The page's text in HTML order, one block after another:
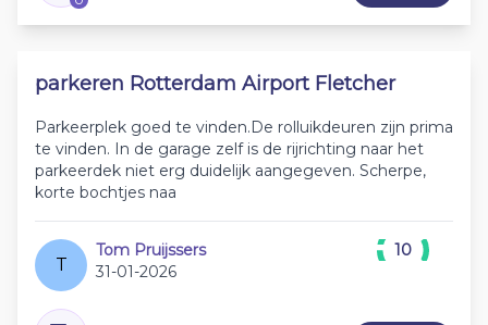
parkeren Rotterdam Airport Fletcher
Parkeerplek goed te vinden.De rolluikdeuren zijn prima
te vinden. In de garage zelf is de rijrichting naar het
parkeerdek niet erg duidelijk aangegeven. Scherpe,
korte bochtjes naa
T
Tom Pruijssers
31-01-2026
10